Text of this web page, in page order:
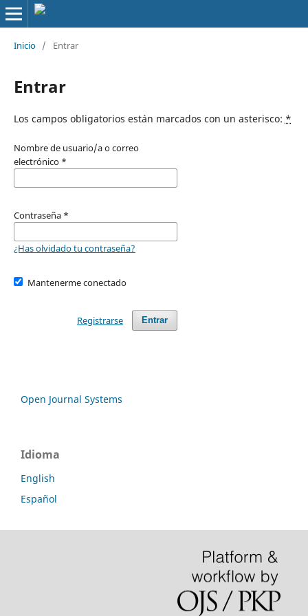
Inicio / Entrar
Entrar
Los campos obligatorios están marcados con un asterisco: *
Nombre de usuario/a o correo
electrónico *
Contraseña *
¿Has olvidado tu contraseña?
Mantenerme conectado
Entrar
Registrarse
Open Journal Systems
Idioma
English
Español